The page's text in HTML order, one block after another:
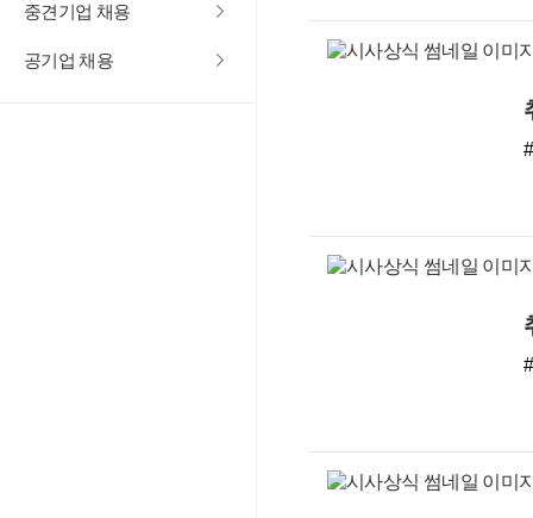
중견기업 채용
공기업 채용